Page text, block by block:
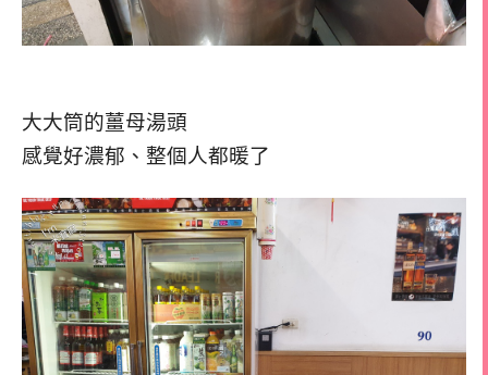
大大筒的薑母湯頭
感覺好濃郁、整個人都暖了